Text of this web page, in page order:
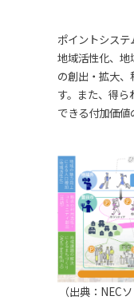
ポイントシス
地域活性化、
の創出・拡大
す。また、得
できる付加価値
（出典： NEC